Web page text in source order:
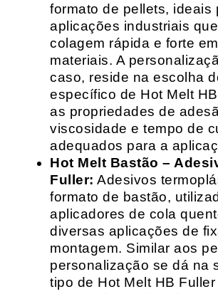
formato de pellets, ideais
aplicações industriais
colagem rápida e forte
materiais. A
caso, reside na escolha
específico de Hot Melt
as propriedades de
viscosidade e tempo de
adequados para a
Hot Melt Bastão –
Fuller: Adesivos
formato de bastão,
aplicadores de cola
diversas aplicações de
montagem. Similar aos
personalização se dá na
tipo de Hot Melt HB